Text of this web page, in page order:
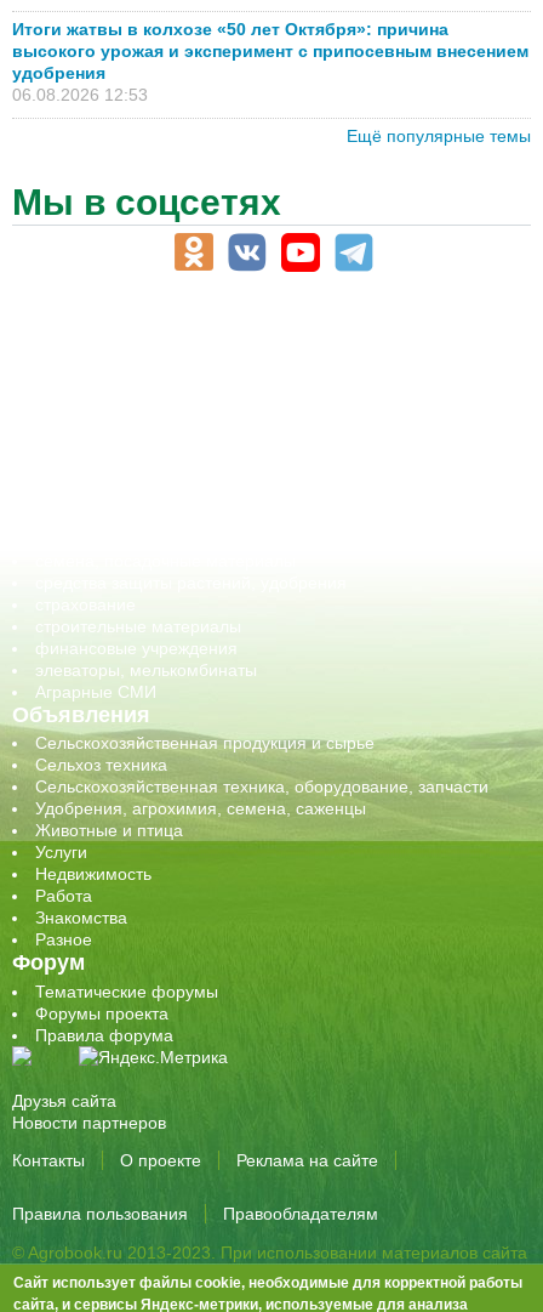
Итоги жатвы в колхозе «50 лет Октября»: причина
высокого урожая и эксперимент с припосевным внесением
удобрения
06.08.2026 12:53
Ещё популярные темы
Мы в соцсетях
строительные материалы
финансовые учреждения
элеваторы, мелькомбинаты
Аграрные СМИ
Объявления
Сельскохозяйственная продукция и сырье
Сельхоз техника
Сельскохозяйственная техника, оборудование, запчасти
Удобрения, агрохимия, семена, саженцы
Животные и птица
Услуги
Недвижимость
Работа
Знакомства
Разное
Форум
Тематические форумы
Форумы проекта
Правила форума
Друзья сайта
Новости партнеров
Контакты
О проекте Реклама на сайте
Правила пользования
Правообладателям
© Agrobook.ru 2013-2023. При использовании материалов сайта
активная ссылка на публикацию обязательна.
344000, Ростов-на-Дону, ул. Города Волос, д.6, 8 этаж, офис 803
Сайт использует файлы cookie, необходимые для корректной работы
сайта, и сервисы Яндекс-метрики, используемые для анализа